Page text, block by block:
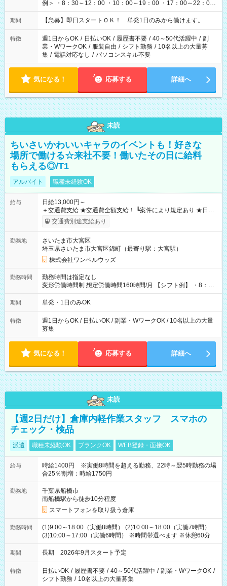
例＞ ・8：30～12：00 ・10：00～19：00 ・17：00～22：00
・13：00～22：00 ・22：00～翌6：00 など
期間 【急募】即日スタートＯＫ！ 単発1日のみから働けます。
特徴 週1日からOK / 日払いOK / 履歴書不要 / 40～50代活躍中 / 副
業・WワークOK / 服装自由 / シフト勤務 / 10名以上の大量募
集 / 電話対応なし / パソコンスキル不要
気になる！ 応募する 詳細へ
未読
ちいさいかわいいキャラのイベントも！好きな
場所で働ける☆来社不要！働いたその日に給料
もらえる◎/T1
アルバイト 職種未経験OK
給与
日給13,000円～
＋交通費支給 ★交通費全額支給！ ┗案件により規定あり ★日払
いOK！（規定あり） ┗働いたその日に現金GET♪ お仕事後はコ
ンビニATMから 日払い分を引き落とせます！ 【試用期間】試
交通費別途支給あり
勤務地
さいたま市大宮区
埼玉県さいたま市大宮区錦町（最寄り駅：大宮駅）
株式会社ワンベルウッズ
勤務時間
勤務時間は指定なし
変形労働時間制 想定労働時間160時間/月 【シフト例】 ・8：00
～21：00
期間 単発・1日のみOK
特徴
週1日からOK / 日払いOK / 副業・WワークOK / 10名以上の大量
募集
気になる！ 応募する 詳細へ
未読
【週2日だけ】倉庫内軽作業スタッフ スマホの
チェック・検品
派遣 職種未経験OK ブランクOK WEB登録・面接OK
給与
時給1400円 ※実働8時間を超える勤務、22時～翌5時勤務の場
合25％割増：時給1750円
勤務地
千葉県船橋市
南船橋駅から徒歩10分程度
スマートフォンを取り扱う倉庫
勤務時間
(1)9:00～18:00（実働8時間） (2)10:00～18:00（実働7時間）
(3)10:00～17:00（実働6時間） ※時間帯選べます ※休憩60分
期間 長期 2026年9月スタート予定
特徴 日払いOK / 履歴書不要 / 40～50代活躍中 / 副業・WワークOK /
シフト勤務 / 10名以上の大量募集